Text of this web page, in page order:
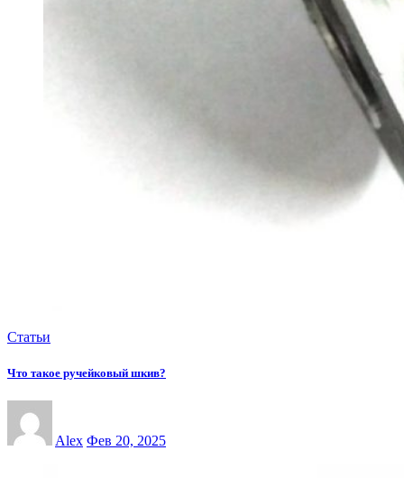
Статьи
Что такое ручейковый шкив?
Alex Фев 20, 2025